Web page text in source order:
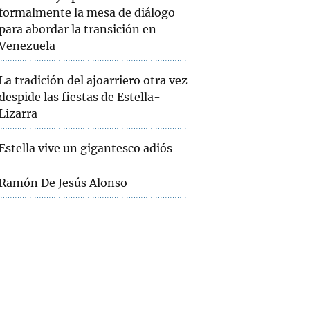
la mesa de diálogo
abordar la transición en
tradición del ajoarriero otra vez
las fiestas de Estella-
vive un gigantesco adiós
De Jesús Alonso